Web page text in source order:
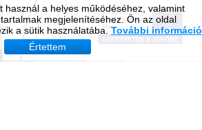
használ a helyes működéséhez, valamint
megjelenítéséhez. Ön az oldal
a sütik használatába. További információ
Értettem
Mátyás Általános Iskola